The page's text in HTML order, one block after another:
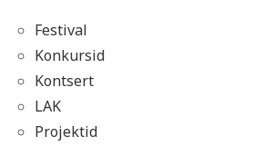
Festival
Konkursid
Kontsert
LAK
Projektid